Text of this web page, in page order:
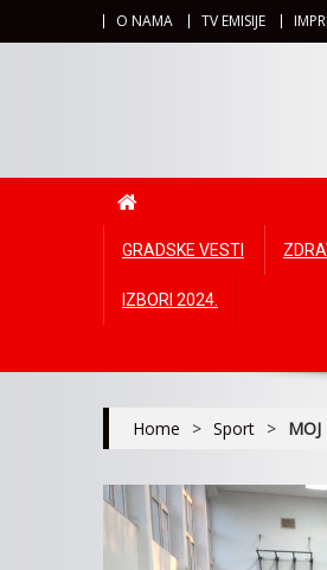
O NAMA TV EMISIJE
GRADSKE VESTI
IZBORI 2024.
Home > Sport > MOJ